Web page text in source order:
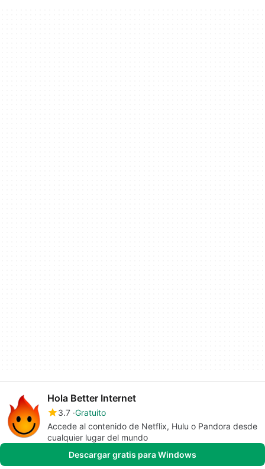
Hola Better Internet
3.7 Gratuito
Accede al contenido de Netflix, Hulu o Pandora desde
cualquier lugar del mundo
Descargar gratis para Windows